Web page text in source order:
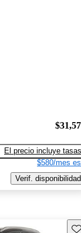
El precio incluye tasas
$580/mes
Verif. disponibilidad